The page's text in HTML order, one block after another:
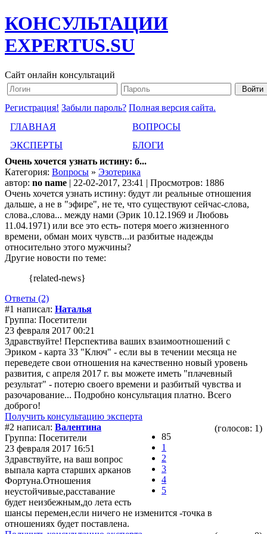
КОНСУЛЬТАЦИИ
EXPERTUS.SU
Сайт онлайн консультаций
Регистрация! Забыли пароль? Полная версия сайта.
ГЛАВНАЯ
ВОПРОСЫ
ЭКСПЕРТЫ
БЛОГИ
Очень хочется узнать истину: б...
Категория: Вопросы » Эзотерика
автор: no name | 22-02-2017, 23:41 | Просмотров: 1886
Очень хочется узнать истину: будут ли реальные отношения
дальше, а не в "эфире", не те, что существуют сейчас-слова,
слова.,слова... между нами (Эрик 10.12.1969 и Любовь
11.04.1971) или все это есть- потеря моего жизненного
времени, обман моих чувств...и разбитые надежды
относительно этого мужчины?
Другие новости по теме:
{related-news}
Ответы (2)
#1 написал: Наталья
Группа: Посетители
23 февраля 2017 00:21
Здравствуйте! Перспектива ваших взаимоотношений с
Эриком - карта 33 "Ключ" - если вы в течении месяца не
переведете свои отношения на качественно новый уровень
развития, с апреля 2017 г. вы можете иметь "плачевный
результат" - потерю своего времени и разбитый чувства и
разочарование... Подробно консультация платно. Всего
доброго!
Получить консультацию эксперта
85
1
2
3
4
5
(голосов: 1)
#2 написал: Валентина
Группа: Посетители
23 февраля 2017 16:51
Здравствуйте, на ваш вопрос
выпала карта старших арканов
Фортуна.Отношения
неустойчивые,расставание
будет неизбежным,до лета есть
шансы перемен,если ничего не изменится -точка в
отношениях будет поставлена.